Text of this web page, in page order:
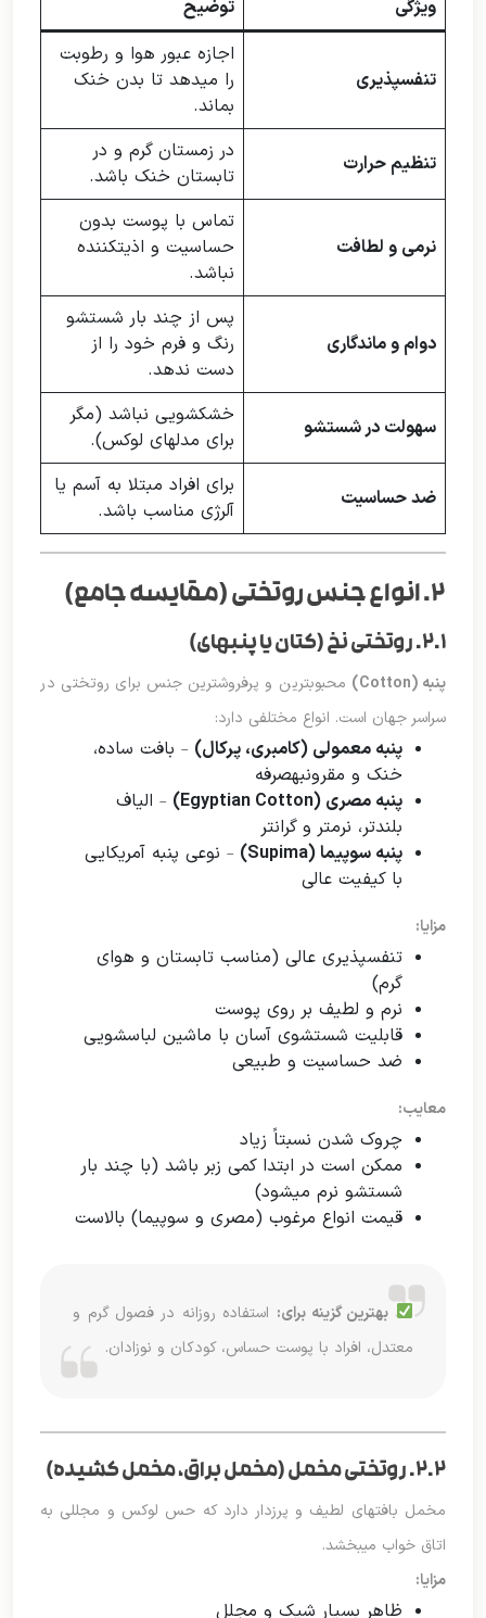
ویژگی توضیح
تنفسپذیری
اجازه عبور هوا و رطوبت
را میدهد تا بدن خنک
بماند.
تنظیم حرارت
در زمستان گرم و در
تابستان خنک باشد.
نرمی و لطافت
تماس با پوست بدون
حساسیت و اذیتکننده
نباشد.
دوام و ماندگاری
پس از چند بار شستشو
رنگ و فرم خود را از
دست ندهد.
سهولت در شستشو
خشکشویی نباشد (مگر
برای مدلهای لوکس).
ضد حساسیت
برای افراد مبتلا به آسم یا
آلرژی مناسب باشد.
۲. انواع جنس روتختی (مقایسه جامع)
۲.۱. روتختی نخ (کتان یا پنبهای)
پنبه (Cotton)
محبوبترین و پرفروشترین جنس برای روتختی در
سراسر جهان است. انواع مختلفی دارد:
پنبه معمولی (کامبری، پرکال) – بافت ساده،
خنک و مقرونبهصرفه
پنبه مصری (Egyptian Cotton)
– الیاف
بلندتر، نرمتر و گرانتر
پنبه سوپیما (Supima)
– نوعی پنبه آمریکایی
با کیفیت عالی
مزایا:
تنفسپذیری عالی (مناسب تابستان و هوای
گرم)
نرم و لطیف بر روی پوست
قابلیت شستشوی آسان با ماشین لباسشویی
ضد حساسیت و طبیعی
معایب:
چروک شدن نسبتاً زیاد
ممکن است در ابتدا کمی زبر باشد (با چند بار
شستشو نرم میشود)
قیمت انواع مرغوب (مصری و سوپیما) بالاست
بهترین گزینه برای: استفاده روزانه در فصول گرم و
معتدل، افراد با پوست حساس، کودکان و نوزادان.
۲.۲. روتختی مخمل (مخمل براق، مخمل کشیده)
مخمل بافتهای لطیف و پرزدار دارد که حس لوکس و مجللی به
اتاق خواب میبخشد.
مزایا:
ظاهر بسیار شیک و مجلل